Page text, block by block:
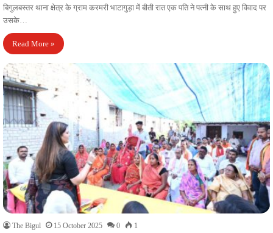
बिगुलबस्तर थाना क्षेत्र के ग्राम करमरी भाटागुड़ा में बीती रात एक पति ने पत्नी के साथ हुए विवाद पर
उसके…
Read More »
The Bigul 15 October 2025 0 1